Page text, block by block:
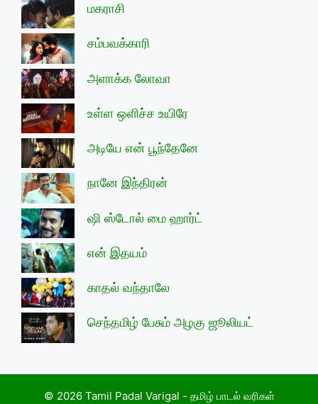
மகராசி
சம்பவக்காரி
அளாக்க லோவா
உள்ள ஒளிச்ச உயிரே
அடியே என் பூந்தேனே
நானே இந்திரன்
ஷி ஸ்டோல் மை ஹார்ட்
என் இதயம்
காதல் வந்தாலே
செந்தமிழ் பேசும் அழகு ஜூலியட்
© 2026 Tamil Padal Varigal - தமிழ் பாடல் வரிகள்